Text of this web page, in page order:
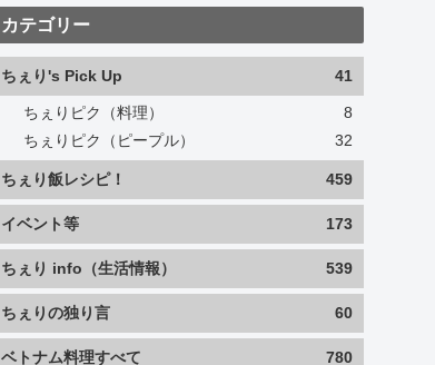
カテゴリー
ちぇり's Pick Up 41
ちぇりピク（料理）
8
ちぇりピク（ピープル）
32
ちぇり飯レシピ！ 459
イベント等 173
ちぇり info（生活情報） 539
ちぇりの独り言 60
ベトナム料理すべて 780